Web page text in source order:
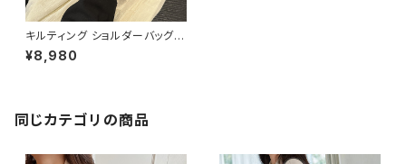
キルティング ショルダーバッグ
ワンショルダーバッグ 斜めがけ
バッグ レディース バック 肩掛け
¥8,980
同じカテゴリの商品